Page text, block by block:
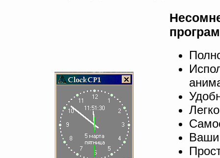
Ваши